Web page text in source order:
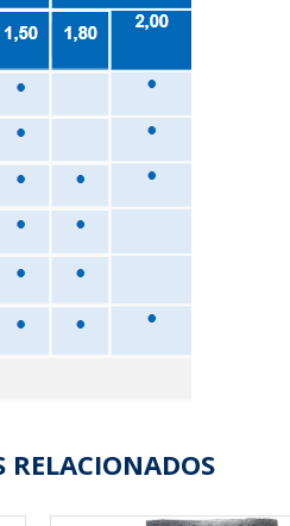
RELACIONADOS